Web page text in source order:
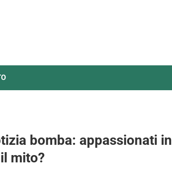
bomba: appassionati in
mito?